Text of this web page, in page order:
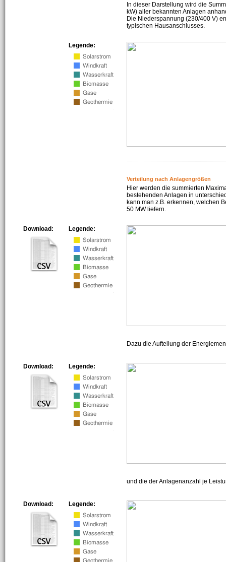
In dieser Darstellung wird die
kW) aller bekannten Anlagen
Die Niederspannung (230/400 V)
typischen Hausanschlusses.
Legende:
Verteilung nach Anlagengrößen
Hier werden die summierten
bestehenden Anlagen in
kann man z.B. erkennen, welchen
50 MW liefern.
Legende:
Download:
Dazu die Aufteilung der
Legende:
Download:
und die der Anlagenanzahl je
Legende:
Download: